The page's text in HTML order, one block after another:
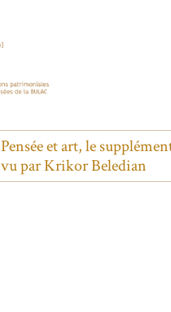
Pensée et art, le
vu par Krikor Beledian